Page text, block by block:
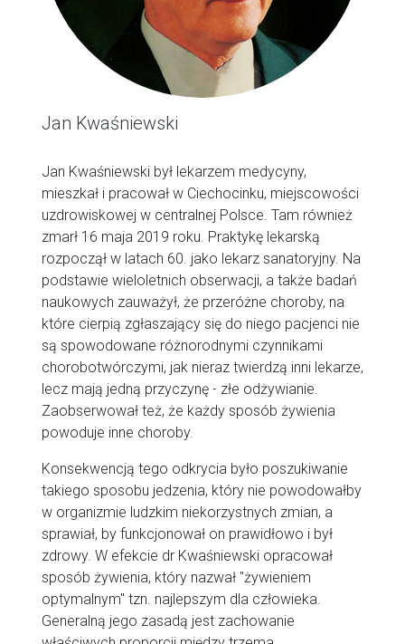
Jan Kwaśniewski
Jan Kwaśniewski był lekarzem medycyny,
mieszkał i pracował w Ciechocinku, miejscowości
uzdrowiskowej w centralnej Polsce. Tam również
zmarł 16 maja 2019 roku. Praktykę lekarską
rozpoczął w latach 60. jako lekarz sanatoryjny. Na
podstawie wieloletnich obserwacji, a także badań
naukowych zauważył, że przeróżne choroby, na
które cierpią zgłaszający się do niego pacjenci nie
są spowodowane różnorodnymi czynnikami
chorobotwórczymi, jak nieraz twierdzą inni lekarze,
lecz mają jedną przyczynę - złe odżywianie.
Zaobserwował też, że każdy sposób żywienia
powoduje inne choroby.
Konsekwencją tego odkrycia było poszukiwanie
takiego sposobu jedzenia, który nie powodowałby
w organizmie ludzkim niekorzystnych zmian, a
sprawiał, by funkcjonował on prawidłowo i był
zdrowy. W efekcie dr Kwaśniewski opracował
sposób żywienia, który nazwał "żywieniem
optymalnym" tzn. najlepszym dla człowieka.
Generalną jego zasadą jest zachowanie